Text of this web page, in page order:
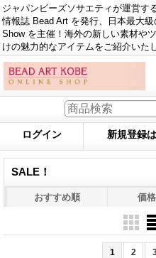
ジャパンビーズソサエティが運営す
情報誌 Bead Art を発行、日本最大
Show を主催！海外の新しい素材や
けの魅力的なアイテムをご紹介いた
ログイン 新規登録
SALE！
おすすめ順 価
1 2